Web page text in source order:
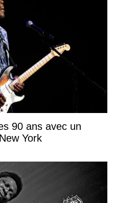
90 ans avec un
York